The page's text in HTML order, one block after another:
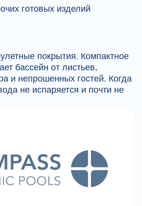
готовых изделий
покрытия. Компактное
бассейн от листьев,
и непрошенных гостей. Когда
не испаряется и почти не